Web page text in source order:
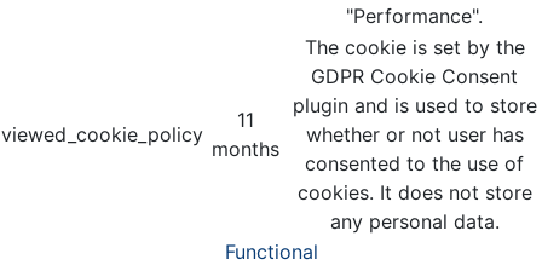
"Performance".
viewed_cookie_policy
11
months
The cookie is set by the
GDPR Cookie Consent
plugin and is used to store
whether or not user has
consented to the use of
cookies. It does not store
any personal data.
Functional